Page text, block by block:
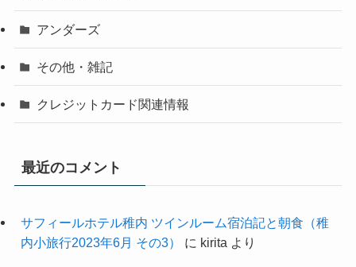
アンダーズ
その他・雑記
クレジットカード関連情報
最近のコメント
サフィールホテル稚内 ツインルーム宿泊記と朝食（稚
内小旅行2023年6月 その3）
に kirita より